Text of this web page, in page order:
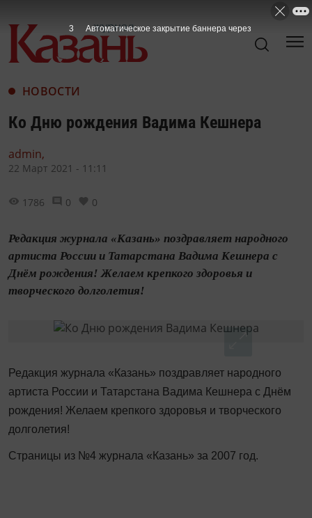
НОВОСТИ
Ко Дню рождения Вадима Кешнера
admin,
22 Март 2021 - 11:11
1786 0 0
Редакция журнала «Казань» поздравляет народного
артиста России и Татарстана Вадима Кешнера с
Днём рождения! Желаем крепкого здоровья и
творческого долголетия!
Редакция журнала «Казань» поздравляет народного
артиста России и Татарстана Вадима Кешнера с Днём
рождения! Желаем крепкого здоровья и творческого
долголетия!
Страницы из №4 журнала «Казань» за 2007 год.
2 Автоматическое закрытие баннера через